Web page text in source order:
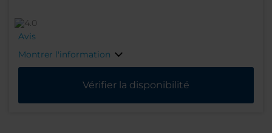
Avis
Montrer l'information
Vérifier la disponibilité